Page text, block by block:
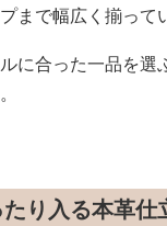
まで幅広く揃って
に合った一品を選
り入る本革仕